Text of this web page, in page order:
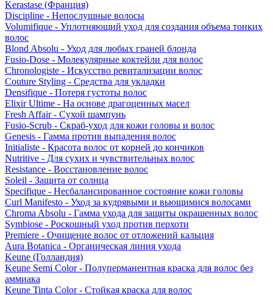
Kerastase (Франция)
Discipline - Непослушные волосы
Volumifique - Уплотняющий уход для создания объема тонких
волос
Blond Absolu - Уход для любых граней блонда
Fusio-Dose - Молекулярные коктейли для волос
Chronologiste - Искусство ревитализации волос
Couture Styling - Средства для укладки
Densifique - Потеря густоты волос
Elixir Ultime - На основе драгоценных масел
Fresh Affair - Сухой шампунь
Fusio-Scrub - Скраб-уход для кожи головы и волос
Genesis - Гамма против выпадения волос
Initialiste - Красота волос от корней до кончиков
Nutritive - Для сухих и чувствительных волос
Resistance - Восстановление волос
Soleil - Защита от солнца
Specifique - Несбалансированное состояние кожи головы
Curl Manifesto - Уход за кудрявыми и вьющимися волосами
Chroma Absolu - Гамма ухода для защиты окрашенных волос
Symbiose - Роскошный уход против перхоти
Premiere - Очищение волос от отложений кальция
Aura Botanica - Органическая линия ухода
Keune (Голландия)
Keune Semi Color - Полуперманентная краска для волос без
аммиака
Keune Tinta Color - Стойкая краска для волос